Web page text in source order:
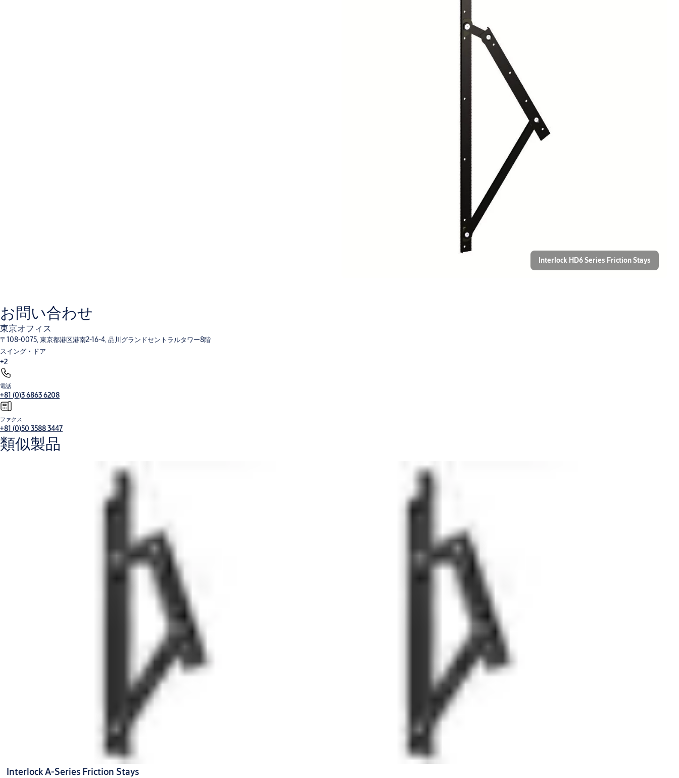
Interlock HD6 Series Friction Stays
お問い合わせ
東京オフィス
〒108-0075, 東京都港区港南2-16-4, 品川グランドセントラルタワー8階
スイング・ドア
+2
電話
+81 (0)3 6863 6208
ファクス
+81 (0)50 3588 3447
類似製品
Interlock A-Series Friction Stays